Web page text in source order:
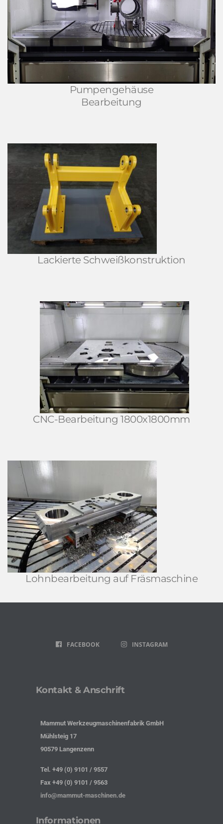
Pumpengehäuse
Bearbeitung
Lackierte Schweißkonstruktion
CNC-Bearbeitung 1800x1800mm
Lohnbearbeitung auf Fräsmaschine
FACEBOOK INSTAGRAM
Kontakt & Anschrift
Mammut Werkzeugmaschinenfabrik GmbH
Mühlsteig 17
90579 Langenzenn
Tel. +49 (0) 9101 / 9557
Fax +49 (0) 9101 / 9563
info@mammut-maschinen.de
Informationen